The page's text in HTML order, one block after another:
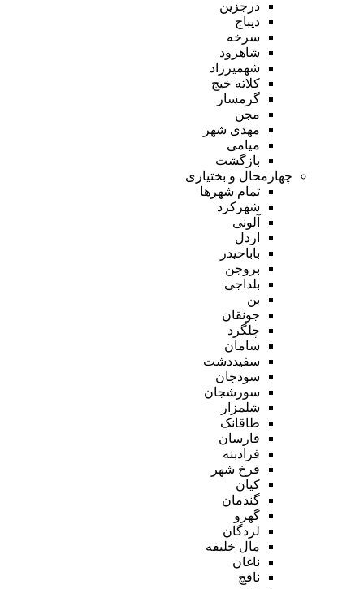
درجزین
دیباج
سرخه
شاهرود
شهمیرزاد
کلاته خیج
گرمسار
مجن
مهدی شهر
میامی
بازگشت
چهارمحال و بختیاری
تمام شهر‌ها
شهرکرد
آلونی
اردل
باباحیدر
بروجن
بلداجی
بن
جونقان
چلگرد
سامان
سفیددشت
سودجان
سورشجان
شلمزار
طاقانک
فارسان
فرادبنه
فرخ شهر
کیان
گندمان
گهرو
لردگان
مال خلیفه
ناغان
نافچ